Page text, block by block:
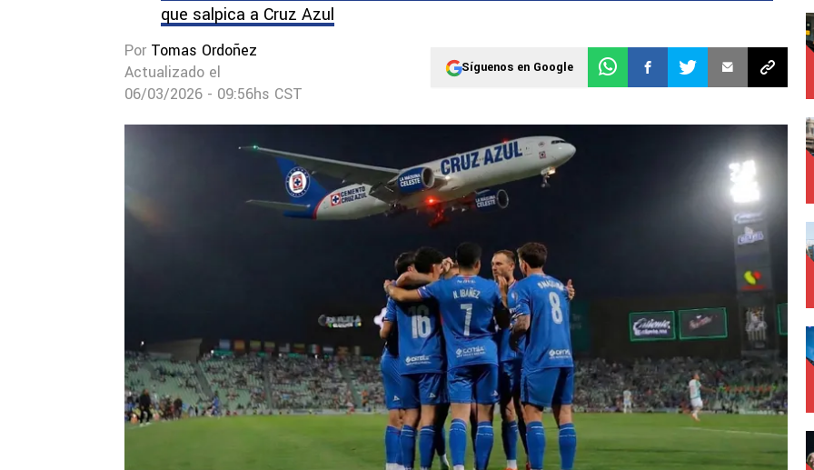
que salpica a Cruz Azul
Por Tomas Ordoñez
Actualizado el
06/03/2026 - 09:56hs CST
Síguenos en Google